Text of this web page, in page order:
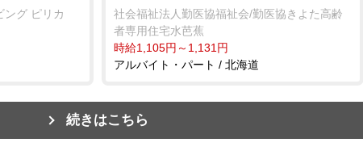
ング ピリカ
社会福祉法人勤医協福祉会/勤医協きよた高齢
者専用住宅水芭蕉
時給1,105円～1,131円
アルバイト・パート / 北海道
続きはこちら